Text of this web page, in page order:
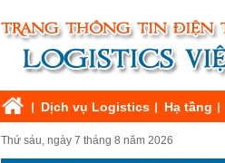
Dịch vụ Logistics Hạ tầng
Thứ sáu, ngày 7 tháng 8 năm 2026